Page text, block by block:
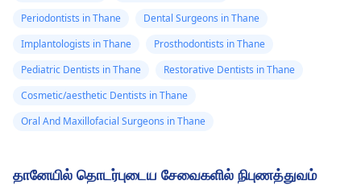
Periodontists in Thane
Dental Surgeons in Thane
Implantologists in Thane
Prosthodontists in Thane
Pediatric Dentists in Thane
Restorative Dentists in Thane
Cosmetic/aesthetic Dentists in Thane
Oral And Maxillofacial Surgeons in Thane
தானேயில் தொடர்புடைய சேவைகளில் நிபுணத்துவம்